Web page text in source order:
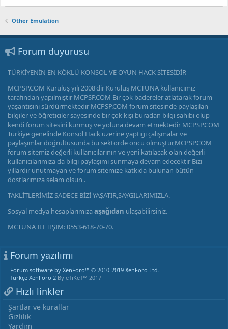
Other Emulation
Forum duyurusu
TÜRKİYENİN EN KÖKLÜ KONSOL VE OYUN HACK SİTESİDİR
MCPSP.COM Kuruluş yılı 2008'dir Kuruluş MCTUNA kullanıcımız
tarafından yapılmıştır MCPSP.COM Bir çok badereler atlatarak forum
yaşantısını sürdürmektedir MCPSP.COM forum sitesinde paylaşılan
bilgiler ve öğreticiler sayesinde bir çok kişi buradan bilgi sahibi olup
kendi forum sitesini kurmuş ve yoluna devam etmektedir MCPSP.COM
Türkiye genelinde Konsol Hack üzerine yaptığı çalışmalar ve
paylaşımlar doğrultusunda bu sektörde öncü olmuştur,MCPSP.COM
forum sitemiz değerli kullanıcılarının ve yeni katılacak olan değerli
kullanıcılarımıza da bilgi paylaşımı sunmaya devam edecektir Bizi
yıllardır unutmayan ve forum sitemize katkıda bulunan bütün
dostlarımıza selam olsun .
TAKLİTLERİMİZ SADECE BİZİ YAŞATIR,SAYGILARIMIZLA.
Sosyal medya hesaplarımızaaşağıdan ulaşabilirsiniz.
MCTUNA İLETİŞİM: 0553-618-70-70.
Forum yazılımı
Forum software by XenForo™ © 2010-2019 XenForo Ltd.
Türkçe XenForo 2 By eTiKeT™ 2017
Hızlı linkler
Şartlar ve kurallar
Gizlilik
Yardım